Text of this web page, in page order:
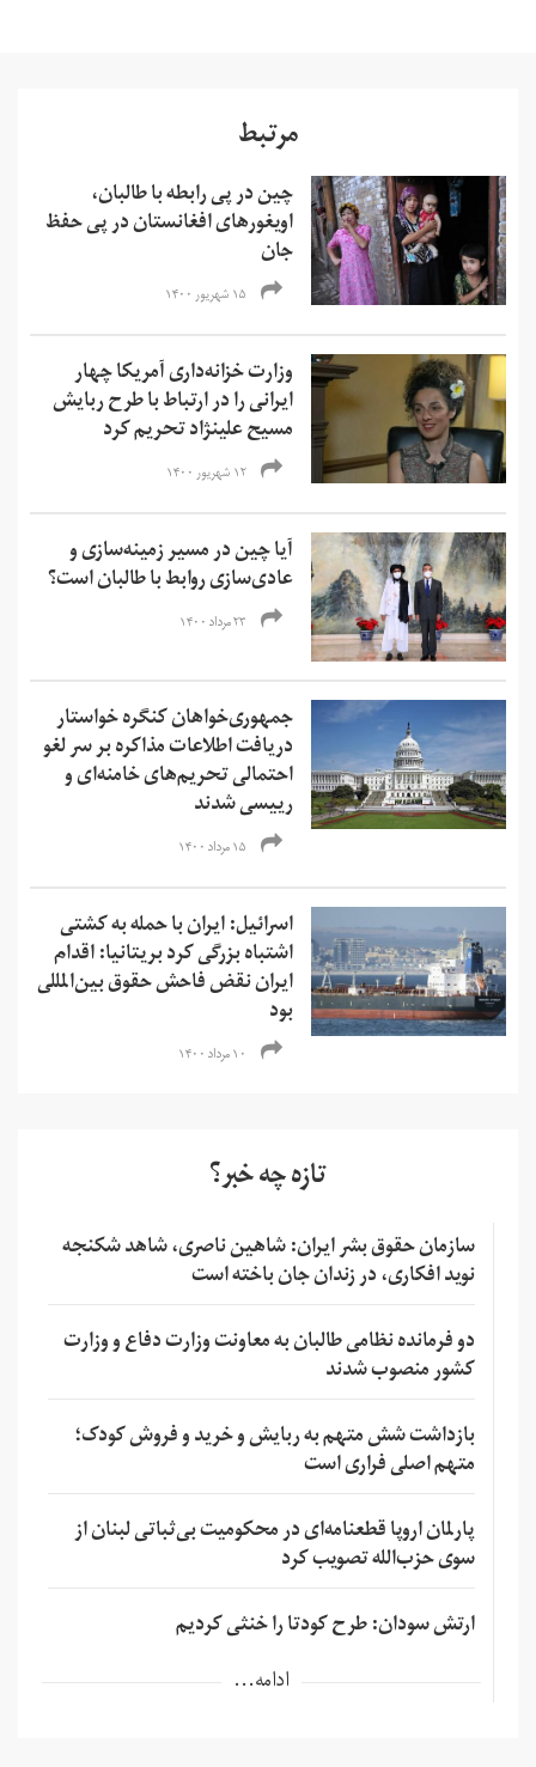
مرتبط
چین در پی رابطه با طالبان،
اویغورهای افغانستان در پی حفظ
جان
۱۵ شهریور ۱۴۰۰
وزارت خزانه‌داری آمریکا چهار
ایرانی را در ارتباط با طرح ربایش
مسیح علینژاد تحریم کرد
۱۲ شهریور ۱۴۰۰
آیا چین در مسیر زمینه‌سازی و
عادی‌سازی روابط با طالبان است؟
۲۳ مرداد ۱۴۰۰
جمهوری‌خواهان کنگره خواستار
دریافت اطلاعات مذاکره بر سر لغو
احتمالی تحریم‌های خامنه‌ای و
رییسی شدند
۱۵ مرداد ۱۴۰۰
اسرائیل: ایران با حمله به کشتی
اشتباه بزرگی کرد بریتانیا: اقدام
ایران نقض فاحش حقوق بین‌المللی
بود
۱۰ مرداد ۱۴۰۰
تازه چه خبر؟
سازمان حقوق بشر ایران: شاهین ناصری، شاهد شکنجه
نوید افکاری، در زندان جان باخته است
دو فرمانده نظامی طالبان به معاونت وزارت دفاع و وزارت
کشور منصوب شدند
بازداشت شش متهم به ربایش و خرید و فروش کودک؛
متهم اصلی فراری است
پارلمان اروپا قطعنامه‌ای در محکومیت بی‌ثباتی لبنان از
سوی حزب‌الله تصویب کرد
ارتش سودان: طرح کودتا را خنثی کردیم
ادامه...